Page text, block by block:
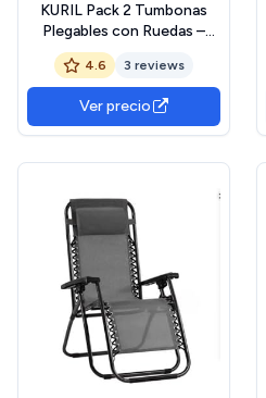
KURIL Pack 2 Tumbonas
Plegables con Ruedas –
72x189x96 cm –
Polipropileno – Respaldo
Multiposición – Exterior
Jardín y Piscina (Verde)
4.6 3 reviews
Ver precio